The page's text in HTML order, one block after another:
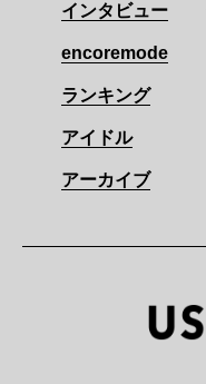
インタビュー
encoremode
ランキング
アイドル
アーカイブ